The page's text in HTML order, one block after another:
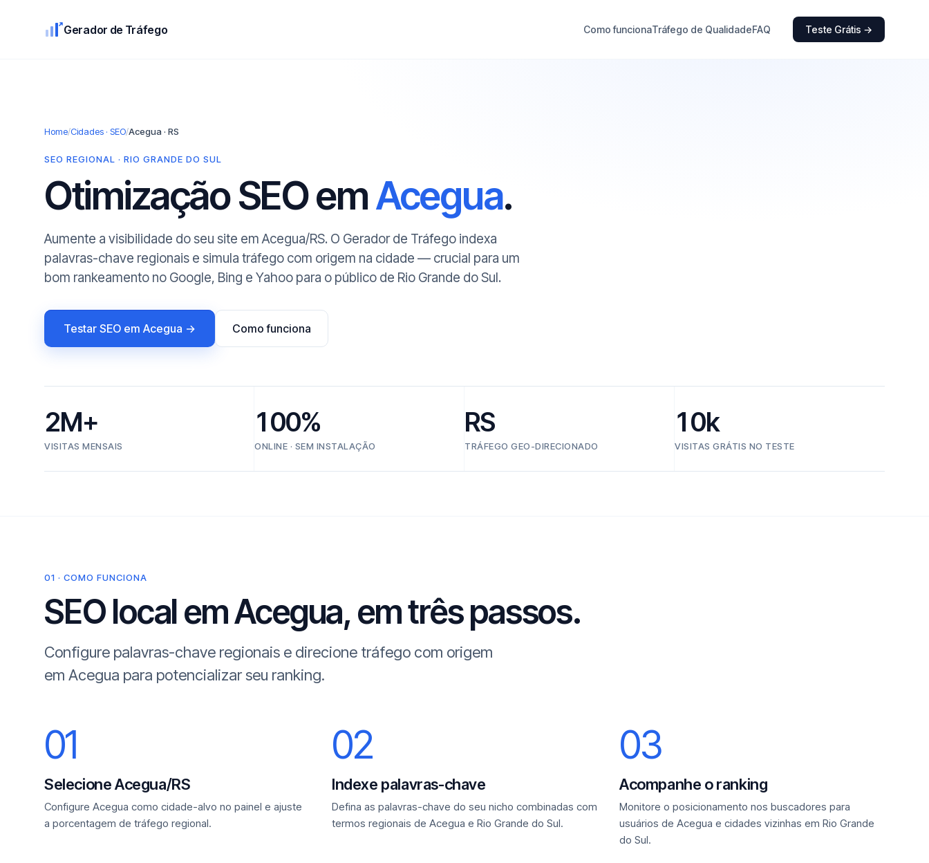
Gerador de Tráfego Como funcionaTráfego de QualidadeFAQ Teste Grátis →
Home/Cidades · SEO/Acegua · RS
SEO REGIONAL · RIO GRANDE DO SUL
Otimização SEO emAcegua.
Aumente a visibilidade do seu site em Acegua/RS. O Gerador de Tráfego indexa
palavras-chave regionais e simula tráfego com origem na cidade — crucial para um
bom rankeamento no Google, Bing e Yahoo para o público de Rio Grande do Sul.
Testar SEO em Acegua → Como funciona
2M+
VISITAS MENSAIS
100%
ONLINE · SEM INSTALAÇÃO
RS
TRÁFEGO GEO-DIRECIONADO
10k
VISITAS GRÁTIS NO TESTE
01 · COMO FUNCIONA
SEO local em Acegua, em três passos.
Configure palavras-chave regionais e direcione tráfego com origem
em Acegua para potencializar seu ranking.
01
Selecione Acegua/RS
Configure Acegua como cidade-alvo no painel e ajuste
a porcentagem de tráfego regional.
02
Indexe palavras-chave
Defina as palavras-chave do seu nicho combinadas com
termos regionais de Acegua e Rio Grande do Sul.
03
Acompanhe o ranking
Monitore o posicionamento nos buscadores para
usuários de Acegua e cidades vizinhas em Rio Grande
do Sul.